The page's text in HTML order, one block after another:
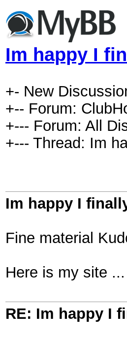
Im happy I
+- New
+-- Forum:
+--- Forum: All
+--- Thread: Im
Im happy I
Fine material
Here is my site ...
RE: Im happy I